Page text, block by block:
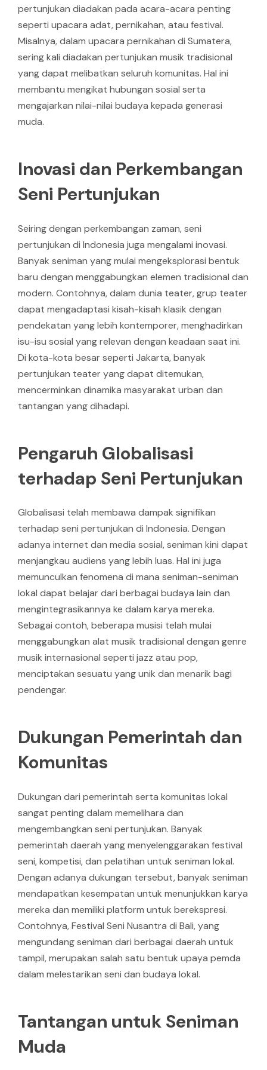
pertunjukan diadakan pada acara-acara penting
seperti upacara adat, pernikahan, atau festival.
Misalnya, dalam upacara pernikahan di Sumatera,
sering kali diadakan pertunjukan musik tradisional
yang dapat melibatkan seluruh komunitas. Hal ini
membantu mengikat hubungan sosial serta
mengajarkan nilai-nilai budaya kepada generasi
muda.
Inovasi dan Perkembangan
Seni Pertunjukan
Seiring dengan perkembangan zaman, seni
pertunjukan di Indonesia juga mengalami inovasi.
Banyak seniman yang mulai mengeksplorasi bentuk
baru dengan menggabungkan elemen tradisional dan
modern. Contohnya, dalam dunia teater, grup teater
dapat mengadaptasi kisah-kisah klasik dengan
pendekatan yang lebih kontemporer, menghadirkan
isu-isu sosial yang relevan dengan keadaan saat ini.
Di kota-kota besar seperti Jakarta, banyak
pertunjukan teater yang dapat ditemukan,
mencerminkan dinamika masyarakat urban dan
tantangan yang dihadapi.
Pengaruh Globalisasi
terhadap Seni Pertunjukan
Globalisasi telah membawa dampak signifikan
terhadap seni pertunjukan di Indonesia. Dengan
adanya internet dan media sosial, seniman kini dapat
menjangkau audiens yang lebih luas. Hal ini juga
memunculkan fenomena di mana seniman-seniman
lokal dapat belajar dari berbagai budaya lain dan
mengintegrasikannya ke dalam karya mereka.
Sebagai contoh, beberapa musisi telah mulai
menggabungkan alat musik tradisional dengan genre
musik internasional seperti jazz atau pop,
menciptakan sesuatu yang unik dan menarik bagi
pendengar.
Dukungan Pemerintah dan
Komunitas
Dukungan dari pemerintah serta komunitas lokal
sangat penting dalam memelihara dan
mengembangkan seni pertunjukan. Banyak
pemerintah daerah yang menyelenggarakan festival
seni, kompetisi, dan pelatihan untuk seniman lokal.
Dengan adanya dukungan tersebut, banyak seniman
mendapatkan kesempatan untuk menunjukkan karya
mereka dan memiliki platform untuk berekspresi.
Contohnya, Festival Seni Nusantra di Bali, yang
mengundang seniman dari berbagai daerah untuk
tampil, merupakan salah satu bentuk upaya pemda
dalam melestarikan seni dan budaya lokal.
Tantangan untuk Seniman
Muda